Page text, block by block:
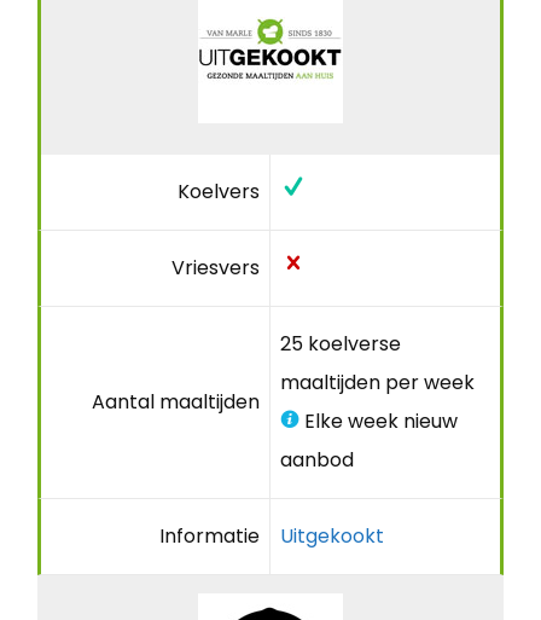
Koelvers
Vriesvers
Aantal maaltijden
25 koelverse
maaltijden per week
Elke week nieuw
aanbod
Informatie Uitgekookt